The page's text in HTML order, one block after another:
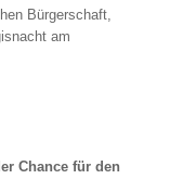
Bürgerschaft,
am
Chance für den